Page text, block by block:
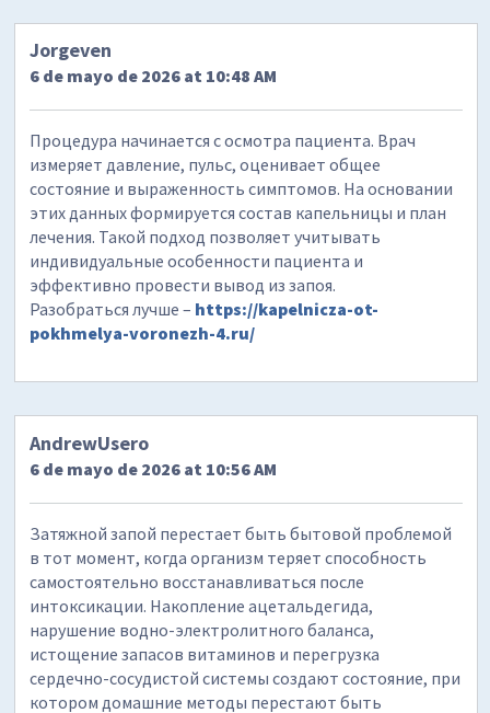
Jorgeven
6 de mayo de 2026 at 10:48 AM
Процедура начинается с осмотра пациента. Врач
измеряет давление, пульс, оценивает общее
состояние и выраженность симптомов. На основании
этих данных формируется состав капельницы и план
лечения. Такой подход позволяет учитывать
индивидуальные особенности пациента и
эффективно провести вывод из запоя.
Разобраться лучше – https://kapelnicza-ot-
pokhmelya-voronezh-4.ru/
AndrewUsero
6 de mayo de 2026 at 10:56 AM
Затяжной запой перестает быть бытовой проблемой
в тот момент, когда организм теряет способность
самостоятельно восстанавливаться после
интоксикации. Накопление ацетальдегида,
нарушение водно-электролитного баланса,
истощение запасов витаминов и перегрузка
сердечно-сосудистой системы создают состояние, при
котором домашние методы перестают быть